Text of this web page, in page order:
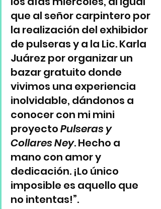
que al señor carpintero por
la realización del exhibidor
de pulseras y a la Lic. Karla
Juárez por organizar un
bazar gratuito donde
vivimos una experiencia
inolvidable, dándonos a
conocer con mi mini
proyecto Pulseras y
Collares Ney. Hecho a
mano con amor y
dedicación. ¡Lo único
imposible es aquello que
no intentas!”.